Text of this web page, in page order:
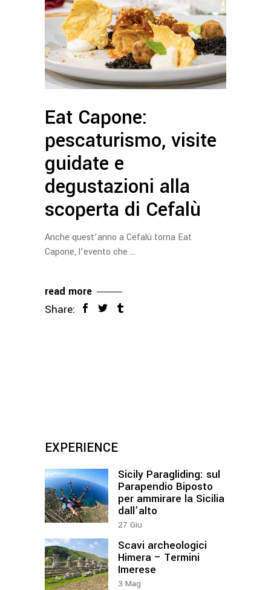
Eat Capone:
pescaturismo, visite
guidate e
degustazioni alla
scoperta di Cefalù
Anche quest’anno a Cefalù torna Eat
Capone, l’evento che
read more
Share:
EXPERIENCE
Sicily Paragliding: sul
Parapendio Biposto
per ammirare la Sicilia
dall’alto
27 Giu
Scavi archeologici
Himera – Termini
Imerese
3 Mag